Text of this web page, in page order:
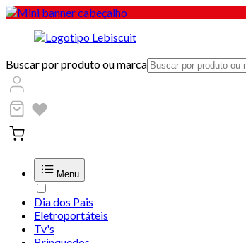
Buscar por produto ou marca
Menu
Dia dos Pais
Eletroportáteis
Tv's